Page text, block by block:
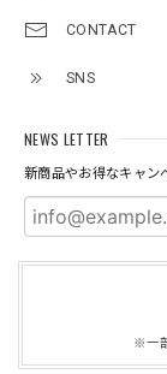
CONTACT
SNS
NEWS LETTER
新商品やお得なキャン
※一